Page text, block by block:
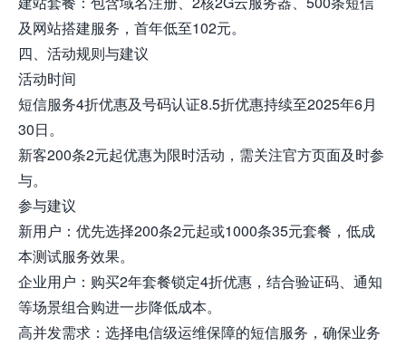
及网站搭建服务，首年低至102元。
四、活动规则与建议
活动时间
短信服务4折优惠及号码认证8.5折优惠持续至2025年6月
30日。
新客200条2元起优惠为限时活动，需关注官方页面及时参
与。
参与建议
新用户：优先选择200条2元起或1000条35元套餐，低成
本测试服务效果。
企业用户：购买2年套餐锁定4折优惠，结合验证码、通知
等场景组合购进一步降低成本。
高并发需求：选择电信级运维保障的短信服务，确保业务